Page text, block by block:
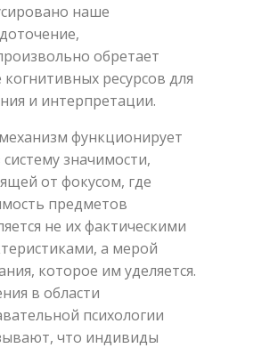
наше
обретает
когнитивных ресурсов для
и интерпретации.
функционирует
систему значимости,
от фокусом, где
предметов
не их фактическими
а мерой
которое им уделяется.
в области
психологии
что индивиды